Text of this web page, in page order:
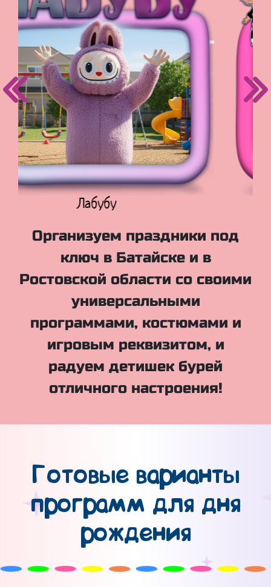
Куклы Лол
Организуем праздники под
ключ в Батайске и в
Ростовской области со своими
универсальными
программами, костюмами и
игровым реквизитом, и
радуем детишек бурей
отличного настроения!
Готовые варианты
программ для дня
рождения